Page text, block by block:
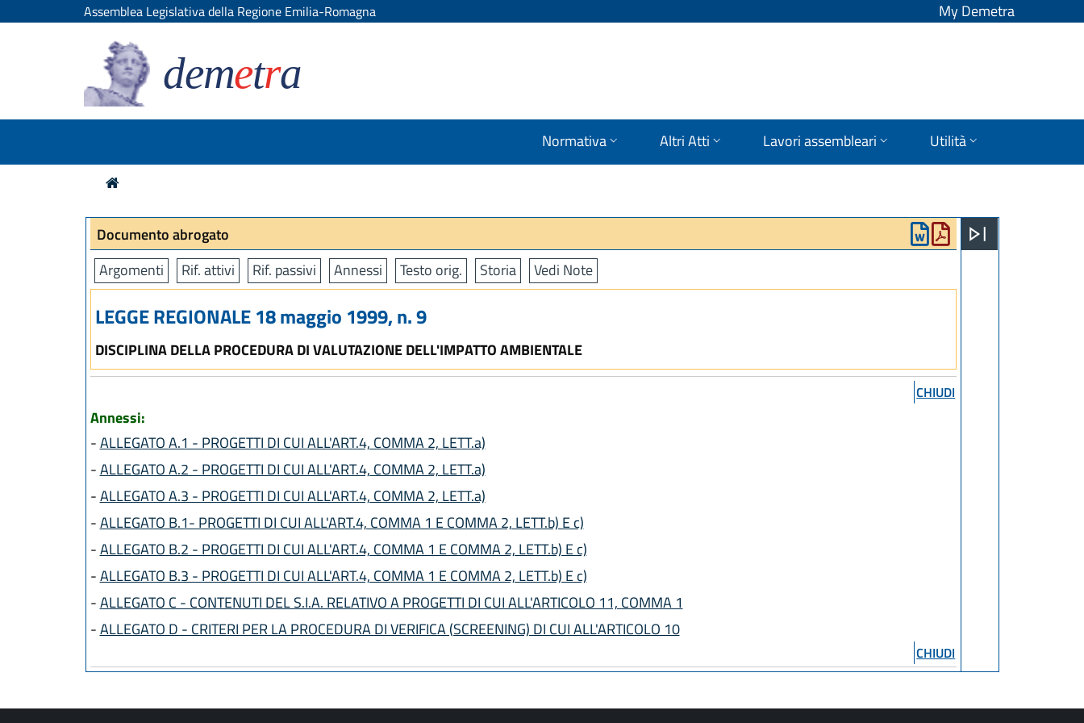
Assemblea Legislativa della Regione Emilia-Romagna My Demetra
demetra
Normativa Altri Atti Lavori assembleari Utilità
Documento abrogato
Argomenti
Rif. attivi Rif. passivi Annessi Testo orig. Storia Vedi Note
LEGGE REGIONALE 18 maggio 1999, n. 9
DISCIPLINA DELLA PROCEDURA DI VALUTAZIONE DELL'IMPATTO AMBIENTALE
CHIUDI
Annessi:
-ALLEGATO A.1 - PROGETTI DI CUI ALL'ART.4, COMMA 2, LETT.a)
-ALLEGATO A.2 - PROGETTI DI CUI ALL'ART.4, COMMA 2, LETT.a)
-ALLEGATO A.3 - PROGETTI DI CUI ALL'ART.4, COMMA 2, LETT.a)
-ALLEGATO B.1- PROGETTI DI CUI ALL'ART.4, COMMA 1 E COMMA 2, LETT.b) E c)
-ALLEGATO B.2 - PROGETTI DI CUI ALL'ART.4, COMMA 1 E COMMA 2, LETT.b) E c)
-ALLEGATO B.3 - PROGETTI DI CUI ALL'ART.4, COMMA 1 E COMMA 2, LETT.b) E c)
-ALLEGATO C - CONTENUTI DEL S.I.A. RELATIVO A PROGETTI DI CUI ALL'ARTICOLO 11, COMMA 1
-ALLEGATO D - CRITERI PER LA PROCEDURA DI VERIFICA (SCREENING) DI CUI ALL'ARTICOLO 10
CHIUDI